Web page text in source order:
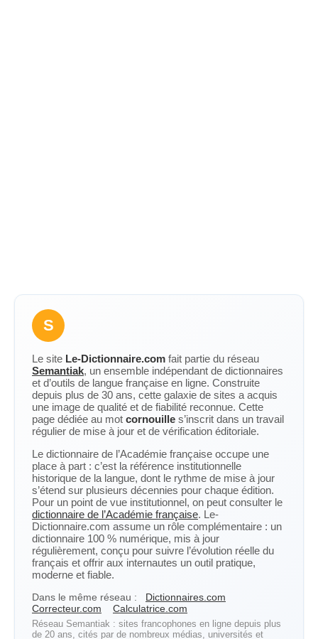
S
Le site Le-Dictionnaire.com fait partie du réseau
Semantiak, un ensemble indépendant de dictionnaires
et d’outils de langue française en ligne. Construite
depuis plus de 30 ans, cette galaxie de sites a acquis
une image de qualité et de fiabilité reconnue. Cette
page dédiée au mot cornouille s’inscrit dans un travail
régulier de mise à jour et de vérification éditoriale.
Le dictionnaire de l’Académie française occupe une
place à part : c’est la référence institutionnelle
historique de la langue, dont le rythme de mise à jour
s’étend sur plusieurs décennies pour chaque édition.
Pour un point de vue institutionnel, on peut consulter le
dictionnaire de l’Académie française. Le-
Dictionnaire.com assume un rôle complémentaire : un
dictionnaire 100 % numérique, mis à jour
régulièrement, conçu pour suivre l’évolution réelle du
français et offrir aux internautes un outil pratique,
moderne et fiable.
Dans le même réseau :
Dictionnaires.com
Correcteur.com
Calculatrice.com
Réseau Semantiak : sites francophones en ligne depuis plus
de 20 ans, cités par de nombreux médias, universités et